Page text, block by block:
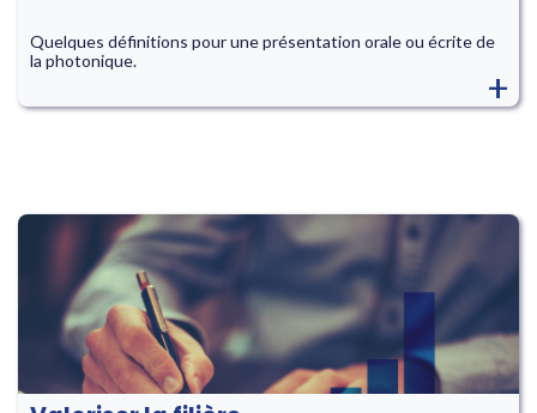
Quelques définitions pour une présentation orale ou écrite de
la photonique.
+